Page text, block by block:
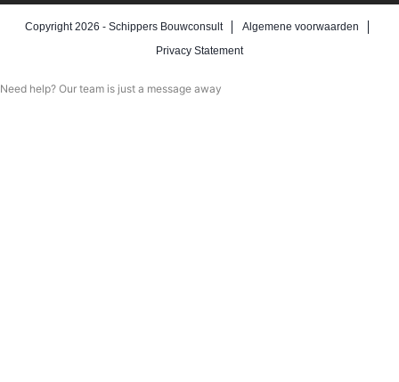
Copyright 2026 - Schippers Bouwconsult
Algemene voorwaarden
Privacy Statement
Need help? Our team is just a message away